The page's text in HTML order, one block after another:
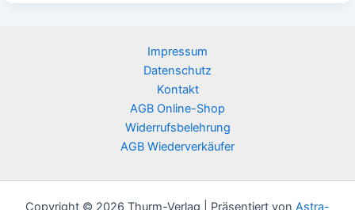
Impressum
Datenschutz
Kontakt
AGB Online-Shop
Widerrufsbelehrung
AGB Wiederverkäufer
Copyright © 2026 Thurm-Verlag | Präsentiert von Astra-